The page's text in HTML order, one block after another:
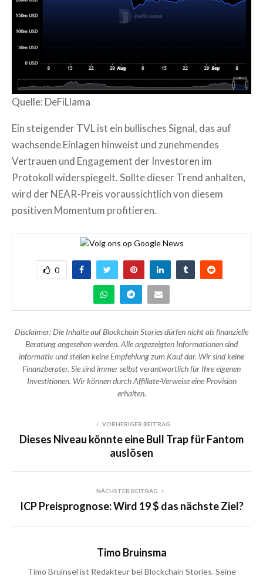
Quelle: DeFiLlama
Ein steigender TVL ist ein bullisches Signal, das auf
wachsende Einlagen hinweist und zunehmendes
Vertrauen und Engagement der Investoren im
Protokoll widerspiegelt. Sollte dieser Trend anhalten,
wird der NEAR-Preis voraussichtlich von diesem
positiven Momentum profitieren.
0
Disclaimer: Die Inhalte auf Blockchain Stories dürfen nicht als finanzielle
Beratung angesehen werden. Alle angezeigten Informationen sind
informativ und stellen keine Empfehlung zum Kauf dar. Wir sind keine
Finanzberater. Sie sind immer selbst verantwortlich für Ihre eigenen
Investitionen. Wir können durch Affiliate-Verweise eine Provision
erhalten.
VORHERIGER BEITRAG
Dieses Niveau könnte eine Bull Trap für Fantom
auslösen
NÄCHSTER BEITRAG
ICP Preisprognose: Wird 19 $ das nächste Ziel?
Timo Bruinsma
Timo Bruinsel ist Redakteur bei Blockchain Stories. Seine